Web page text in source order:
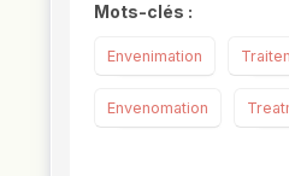
Mots-clés :
Envenimation
Envenomation